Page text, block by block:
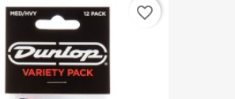
favorite_border